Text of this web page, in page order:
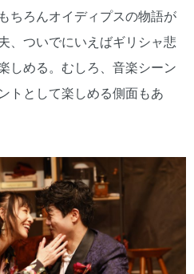
ちろんオイディプスの物語が
、ついでにいえばギリシャ悲
しめる。むしろ、音楽シーン
トとして楽しめる側面もあ